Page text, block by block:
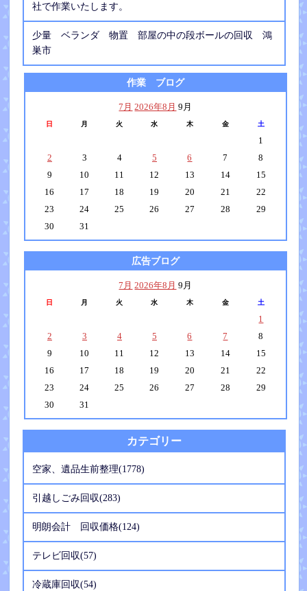
社で作業いたします。
少量 ベランダ 物置 部屋の中の段ボールの回収 鴻
巣市
作業 ブログ
7月 2026年8月 9月
日 月 火 水 木 金 土
1
2
3 4 5 6 7
8
9
10 11 12 13 14
15
16
17 18 19 20 21
22
23
24 25 26 27 28
29
30
31
広告ブログ
7月 2026年8月 9月
日 月 火 水 木 金 土
1
2
3 4 5 6 7
8
9
10 11 12 13 14
15
16
17 18 19 20 21
22
23
24 25 26 27 28
29
30
31
カテゴリー
空家、遺品生前整理(1778)
引越しごみ回収(283)
明朗会計 回収価格(124)
テレビ回収(57)
冷蔵庫回収(54)